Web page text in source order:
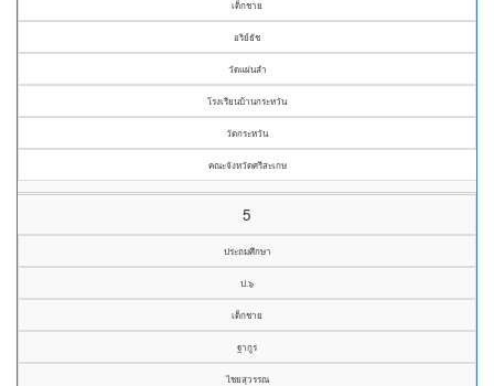
เด็กชาย
อริย์ธัช
วัดแผ่นลำ
โรงเรียนบ้านกระหวัน
วัดกระหวัน
คณะจังหวัดศรีสะเกษ
5
ประถมศึกษา
ป.๖
เด็กชาย
ฐากูร
ไชยสุวรรณ